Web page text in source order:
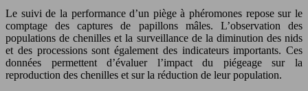
Le suivi de la performance d’un piège à phéromones repose sur le
comptage des captures de papillons mâles. L’observation des
populations de chenilles et la surveillance de la diminution des nids
et des processions sont également des indicateurs importants. Ces
données permettent d’évaluer l’impact du piégeage sur la
reproduction des chenilles et sur la réduction de leur population.